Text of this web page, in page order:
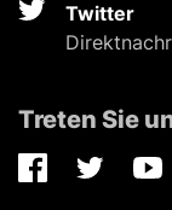
Twitter
Treten Sie
FacebookTwitter